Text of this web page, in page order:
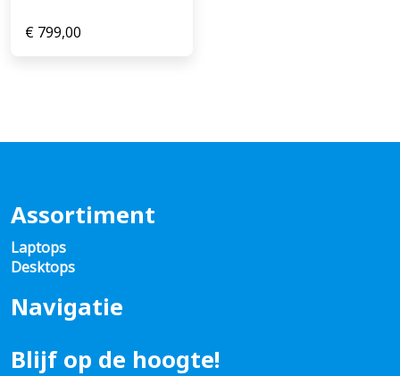
€ 799,00
Assortiment
Laptops
Desktops
Navigatie
Blijf op de hoogte!